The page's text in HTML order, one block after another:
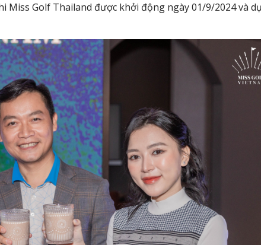
Miss Golf Thailand được khởi động ngày 01/9/2024 và